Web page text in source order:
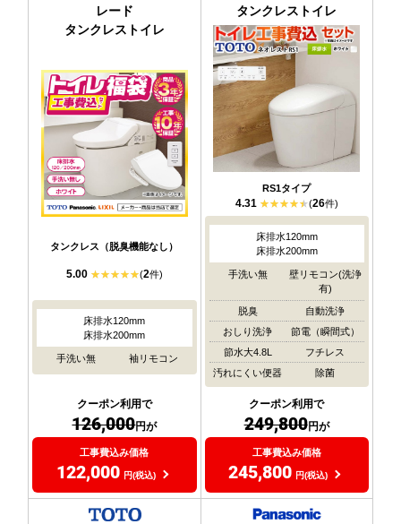
レード
タンクレストイレ
タンクレス（脱臭機能なし）
5.00 (2件)
床排水120mm
床排水200mm
手洗い無 袖リモコン
クーポン利用で
126,000円が
工事費込み価格
122,000 円(税込)
タンクレストイレ
RS1タイプ
4.31 (26件)
床排水120mm
床排水200mm
手洗い無
壁リモコン(洗浄
有)
脱臭
自動洗浄
おしり洗浄
節電（瞬間式）
節水大4.8L
フチレス
汚れにくい便器
除菌
クーポン利用で
249,800円が
工事費込み価格
245,800 円(税込)